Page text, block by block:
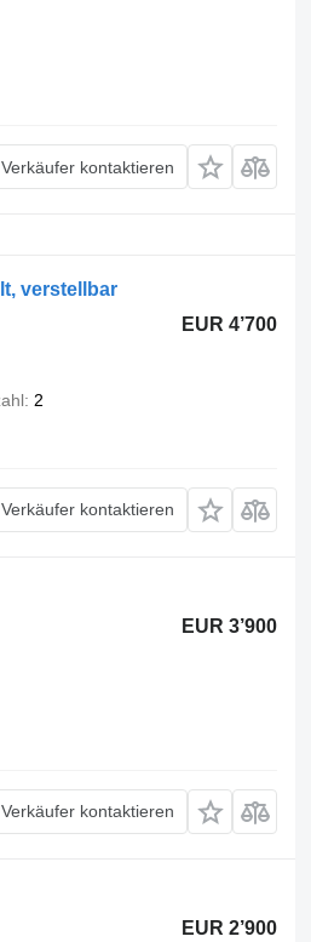
Verkäufer kontaktieren
verstellbar
EUR 4’700
2
Verkäufer kontaktieren
EUR 3’900
Verkäufer kontaktieren
EUR 2’900